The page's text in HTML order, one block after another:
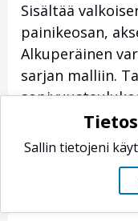
Sisältää
painikeosan,
Alkuperäinen
sarjan malliin.
reunasta
38,00 €*
Toimituksen
Toimitusaika-
Sallin tietojeni